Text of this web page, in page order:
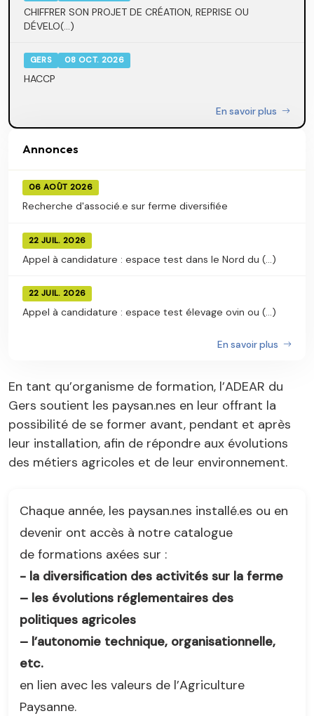
CHIFFRER SON PROJET DE CRÉATION, REPRISE OU
DÉVELO(...)
GERS 08 OCT. 2026
HACCP
En savoir plus
Annonces
06 AOÛT 2026
Recherche d'associé.e sur ferme diversifiée
22 JUIL. 2026
Appel à candidature : espace test dans le Nord du (...)
22 JUIL. 2026
Appel à candidature : espace test élevage ovin ou (...)
En savoir plus
En tant qu’organisme de formation, l’ADEAR du
Gers soutient les paysan.nes en leur offrant la
possibilité de se former avant, pendant et après
leur installation, afin de répondre aux évolutions
des métiers agricoles et de leur environnement.
Chaque année, les paysan.nes installé.es ou en
devenir ont accès à notre catalogue
de formations axées sur :
- la diversification des activités sur la ferme
– les évolutions réglementaires des
politiques agricoles
– l’autonomie technique, organisationnelle,
etc.
en lien avec les valeurs de l’Agriculture
Paysanne.